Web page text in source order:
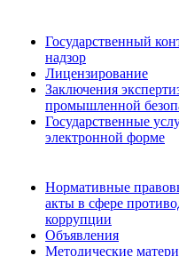
Государственный
надзор
Лицензирование
Заключения
промышленной
Государственные
электронной форме
Нормативные
акты в сфере
коррупции
Объявления
Методические